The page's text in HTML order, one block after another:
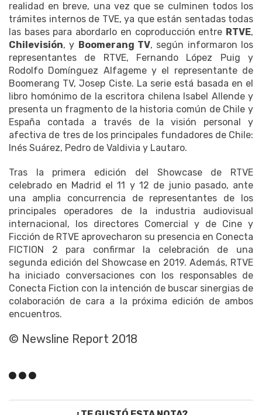
realidad en breve, una vez que se culminen todos los
trámites internos de TVE, ya que están sentadas todas
las bases para abordarlo en coproducción entre RTVE,
Chilevisión, y Boomerang TV, según informaron los
representantes de RTVE, Fernando López Puig y
Rodolfo Domínguez Alfageme y el representante de
Boomerang TV, Josep Ciste. La serie está basada en el
libro homónimo de la escritora chilena Isabel Allende y
presenta un fragmento de la historia común de Chile y
España contada a través de la visión personal y
afectiva de tres de los principales fundadores de Chile:
Inés Suárez, Pedro de Valdivia y Lautaro.
Tras la primera edición del Showcase de RTVE
celebrado en Madrid el 11 y 12 de junio pasado, ante
una amplia concurrencia de representantes de los
principales operadores de la industria audiovisual
internacional, los directores Comercial y de Cine y
Ficción de RTVE aprovecharon su presencia en Conecta
FICTION 2 para confirmar la celebración de una
segunda edición del Showcase en 2019. Además, RTVE
ha iniciado conversaciones con los responsables de
Conecta Fiction con la intención de buscar sinergias de
colaboración de cara a la próxima edición de ambos
encuentros.
© Newsline Report 2018